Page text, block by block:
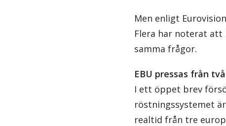
Men enligt
Flera har noterat att
samma frågor.
EBU pressas från
I ett öppet brev
röstningssystemet
realtid från tre